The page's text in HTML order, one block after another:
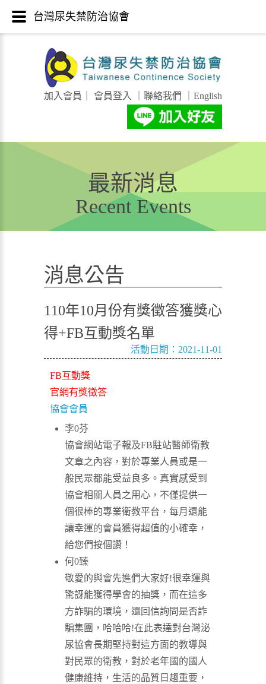
加入會員 會員登入 聯絡我們 English
最新消息
Recent Events
消息公告
110年10月份有獎徵答獲獎心
得+FB互動獎名單
活動日期：2021-11-01
FB互動獎
官網有獎徵答
協會會員
李0芬
協會網站電子報及FB駐站醫師衛教
文章之內容，對於專業人員或是一
般民眾都能受益良多。真實感受到
協會相關人員之用心，不僅提供一
個很棒的專業衛教平台，每月還能
讓幸運的會員獲得超值的小確幸，
給您們按個讚！
何0臻
敬愛的與會先進們大家好!很幸運與
驚訝能獲得學會的抽獎，而在這多
方詐騙的環境，還回信詢問是否詐
騙集團，哈哈哈!在此表達對台灣泌
尿協會長期堅持對這方面的教導與
對民眾的衛教，對於老年國的國人
健康維持，生活的品質日趨重要，
台灣尿失禁防治協會